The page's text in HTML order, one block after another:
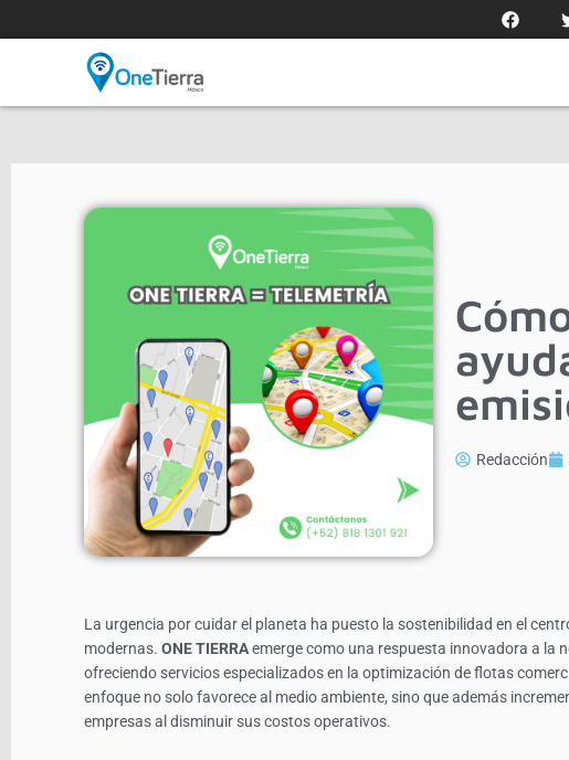
Redacción
La urgencia por cuidar el planeta ha puesto la sostenibilidad en el
modernas. ONE TIERRAemerge como una respuesta innovadora a la
ofreciendo servicios especializados en la optimización de flotas
enfoque no solo favorece al medio ambiente, sino que además
empresas al disminuir sus costos operativos.